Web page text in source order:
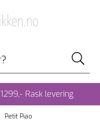
Rask levering
Petit Piao